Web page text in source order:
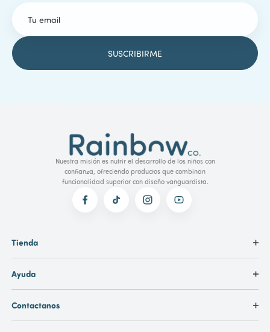
Nuestra misión es nutrir el desarrollo de los niños con
confianza, ofreciendo productos que combinan
funcionalidad superior con diseño vanguardista.
Tienda
Ayuda
Contactanos